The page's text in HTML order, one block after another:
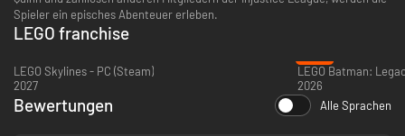
Spieler ein episches Abenteuer erleben.
LEGO franchise
LEGO Skylines - PC (Steam)
2027
2026
Bewertungen Alle Sprachen